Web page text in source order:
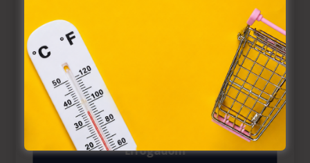
törvény, az elektronikus kereskedelmi szolgáltatások, az
információs társadalommal összefüggő szolgáltatások
egyes kérdéseiről szóló 2001. évi CVIII. törvény, valamint
az Európai Unió előírásainak megfelelően használjuk.
Azon weblapoknak, melyek az Európai Unió országain
belül működnek, a „sütik" használatához, és ezeknek a
felhasználó számítógépén vagy egyéb eszközén történő
tárolásához a felhasználók hozzájárulását kell kérniük.
Elfogadom